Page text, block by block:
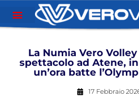
La Numia Vero
spettacolo ad Atene,
un’ora batte
17 Febbraio